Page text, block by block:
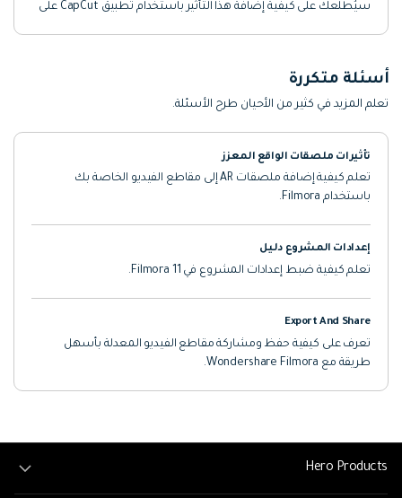
سيُطلعك على كيفية إضافة هذا التأثير باستخدام تطبيق CapCut على
أسئلة متكررة
تعلم المزيد في كثير من الأحيان طرح الأسئلة.
تأثيرات ملصقات الواقع المعزز
تعلم كيفية إضافة ملصقات AR إلى مقاطع الفيديو الخاصة بك
باستخدام Filmora.
إعدادات المشروع دليل
تعلم كيفية ضبط إعدادات المشروع في Filmora 11.
Export And Share
تعرف على كيفية حفظ ومشاركة مقاطع الفيديو المعدلة بأسهل
طريقة مع Wondershare Filmora.
Hero Products